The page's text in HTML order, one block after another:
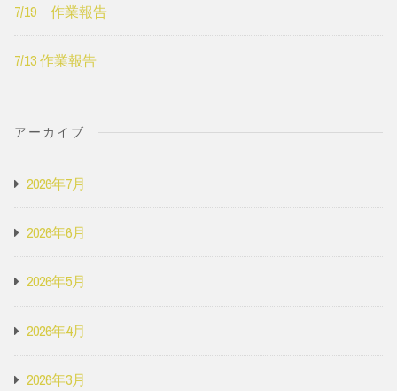
7/19 作業報告
7/13 作業報告
アーカイブ
2026年7月
2026年6月
2026年5月
2026年4月
2026年3月